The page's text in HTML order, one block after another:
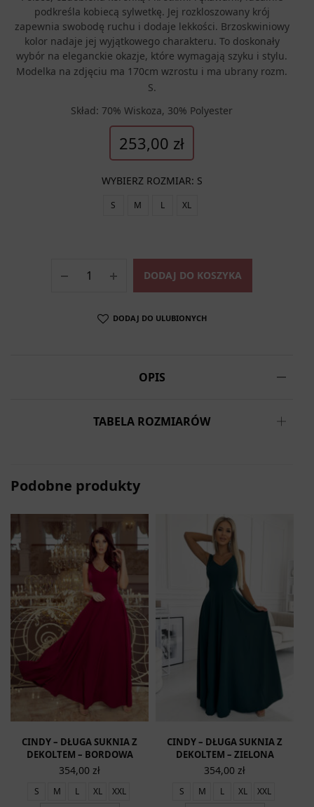
podkreśla kobiecą sylwetkę. Jej rozkloszowany krój
zapewnia swobodę ruchu i dodaje lekkości. Brzoskwiniowy
kolor nadaje jej wyjątkowego charakteru. To doskonały
wybór na eleganckie okazje, które wymagają szyku i stylu.
Modelka na zdjęciu ma 170cm wzrostu i ma ubrany rozm.
S.
Skład: 70% Wiskoza, 30% Polyester
253,00 zł
WYBIERZ ROZMIAR: S
S M L XL
DODAJ DO KOSZYKA
DODAJ DO ULUBIONYCH
OPIS
TABELA ROZMIARÓW
Podobne produkty
CINDY – DŁUGA SUKNIA Z
DEKOLTEM – BORDOWA
354,00 zł
S M L XL
XXL
CINDY – DŁUGA SUKNIA Z
DEKOLTEM – ZIELONA
354,00 zł
S M L XL
XXL